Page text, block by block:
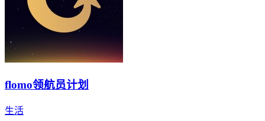
flomo领航员计划
生活